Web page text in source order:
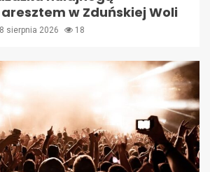
w Zduńskiej Woli
8 sierpnia 2026 18